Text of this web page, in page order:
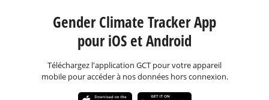
Gender Climate Tracker App
pour iOS et Android
Téléchargez l'application GCT pour votre appareil
mobile pour accéder à nos données hors connexion.